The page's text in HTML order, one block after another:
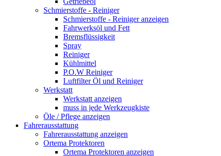
Schmierstoffe - Reiniger
Schmierstoffe - Reiniger anzeigen
Fahrwerksöl und Fett
Bremsflüssigkeit
Spray
Reiniger
Kühlmittel
P.O.W Reiniger
Luftfilter Öl und Reiniger
Werkstatt
Werkstatt anzeigen
muss in jede Werkzeugkiste
Öle / Pflege anzeigen
Fahrerausstattung
Fahrerausstattung anzeigen
Ortema Protektoren
Ortema Protektoren anzeigen